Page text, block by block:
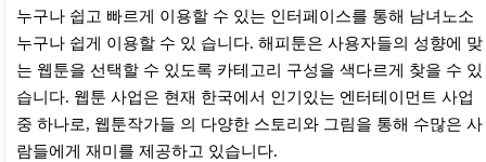
누구나 쉽고 빠르게 이용할 수 있는 인터페이스를 통해 남녀노소
누구나 쉽게 이용할 수 있 습니다. 해피툰은 사용자들의 성향에 맞
는 웹툰을 선택할 수 있도록 카테고리 구성을 색다르게 찾을 수 있
습니다. 웹툰 사업은 현재 한국에서 인기있는 엔터테이먼트 사업
중 하나로, 웹툰작가들 의 다양한 스토리와 그림을 통해 수많은 사
람들에게 재미를 제공하고 있습니다.